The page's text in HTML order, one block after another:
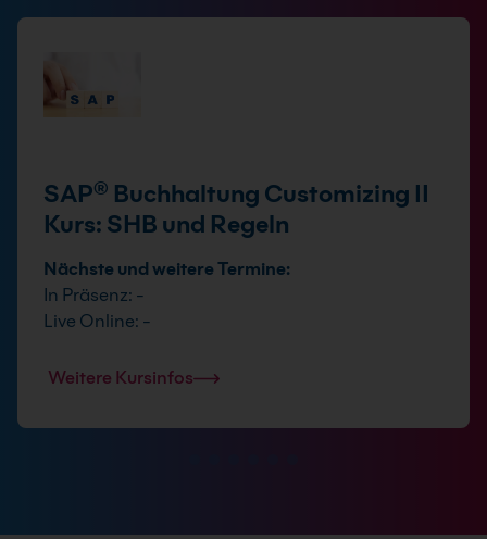
SAP® Buchhaltung Customizing II
Kurs: SHB und Regeln
Nächste und weitere Termine:
In Präsenz: -
Live Online: -
Weitere Kursinfos